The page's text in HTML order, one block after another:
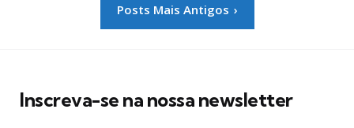
Posts Mais Antigos
Inscreva-se na nossa newsletter